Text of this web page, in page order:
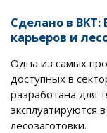
Сделано в BKT:
карьеров и
Одна из самых
доступных в
разработана для
эксплуатируются
лесозаготовки.